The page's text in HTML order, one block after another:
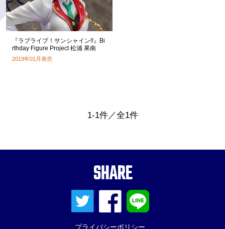
『ラブライブ！サンシャイン!!』Bi
rthday Figure Project 松浦 果南
2019年01月発売
1-1件／全1件
SHARE
プライバシーポリシー